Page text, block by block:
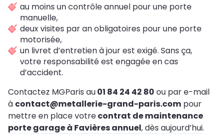
au moins un contrôle annuel pour une porte
manuelle,
deux visites par an obligatoires pour une porte
motorisée,
un livret d’entretien à jour est exigé. Sans ça,
votre responsabilité est engagée en cas
d’accident.
Contactez MGParis au01 84 24 42 80 ou par e-mail
à contact@metallerie-grand-paris.com pour
mettre en place votrecontrat de maintenance
porte garage à Favières annuel, dès aujourd’hui.